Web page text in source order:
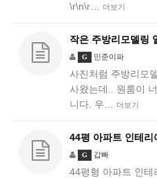
\r\n\r…
더보기
작은 주방리모델링
G 민준이파
사진처럼 주방리모
사왔는데.. 원룸이
니다. 우…
더보기
44평 아파트 인테리
G 갑빠
44평형 아파트 인테